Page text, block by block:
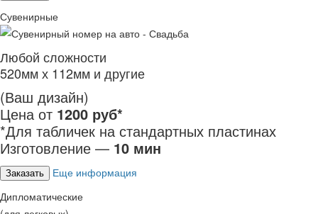
Сувенирные
Любой сложности
520мм х 112мм и другие
(Ваш дизайн)
Цена от 1200 руб*
*Для табличек на стандартных пластинах
Изготовление — 10 мин
Заказать
Еще информация
Дипломатические